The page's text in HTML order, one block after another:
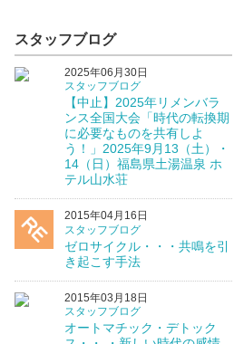
スタッフブログ
2025年06月30日
スタッフブログ
【中止】2025年リメンバラ
ンス全国大会「時代の転換期
に必要なものを共有しよ
う！」2025年9月13（土）・
14（日）福島県土湯温泉 ホ
テル山水荘
2015年04月16日
スタッフブログ
ゼロサイクル・・・共鳴を引
き起こす手法
2015年03月18日
スタッフブログ
オートマチック・デトック